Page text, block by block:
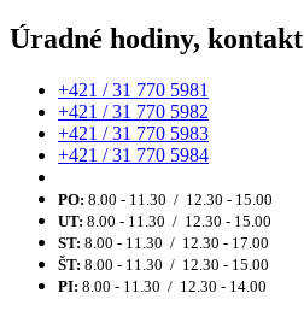
Úradné hodiny, kontakt
+421 / 31 770 5981
+421 / 31 770 5982
+421 / 31 770 5983
+421 / 31 770 5984
PO: 8.00 - 11.30 / 12.30 - 15.00
UT: 8.00 - 11.30 / 12.30 - 15.00
ST: 8.00 - 11.30 / 12.30 - 17.00
ŠT: 8.00 - 11.30 / 12.30 - 15.00
PI: 8.00 - 11.30 / 12.30 - 14.00